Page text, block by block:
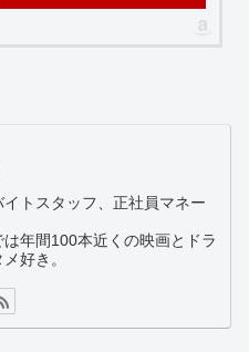
トスタッフ、正社員マネー
年間100本近くの映画とドラ
好き。